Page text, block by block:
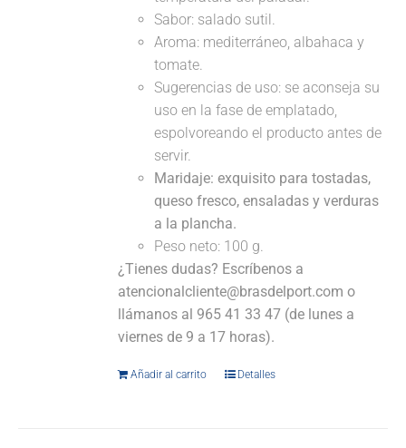
Sabor: salado sutil.
Aroma: mediterráneo, albahaca y
tomate.
Sugerencias de uso: se aconseja su
uso en la fase de emplatado,
espolvoreando el producto antes de
servir.
Maridaje: exquisito para tostadas,
queso fresco, ensaladas y verduras
a la plancha.
Peso neto: 100 g.
¿Tienes dudas? Escríbenos a
atencionalcliente@brasdelport.com o
llámanos al 965 41 33 47 (de lunes a
viernes de 9 a 17 horas).
Añadir al carrito Detalles